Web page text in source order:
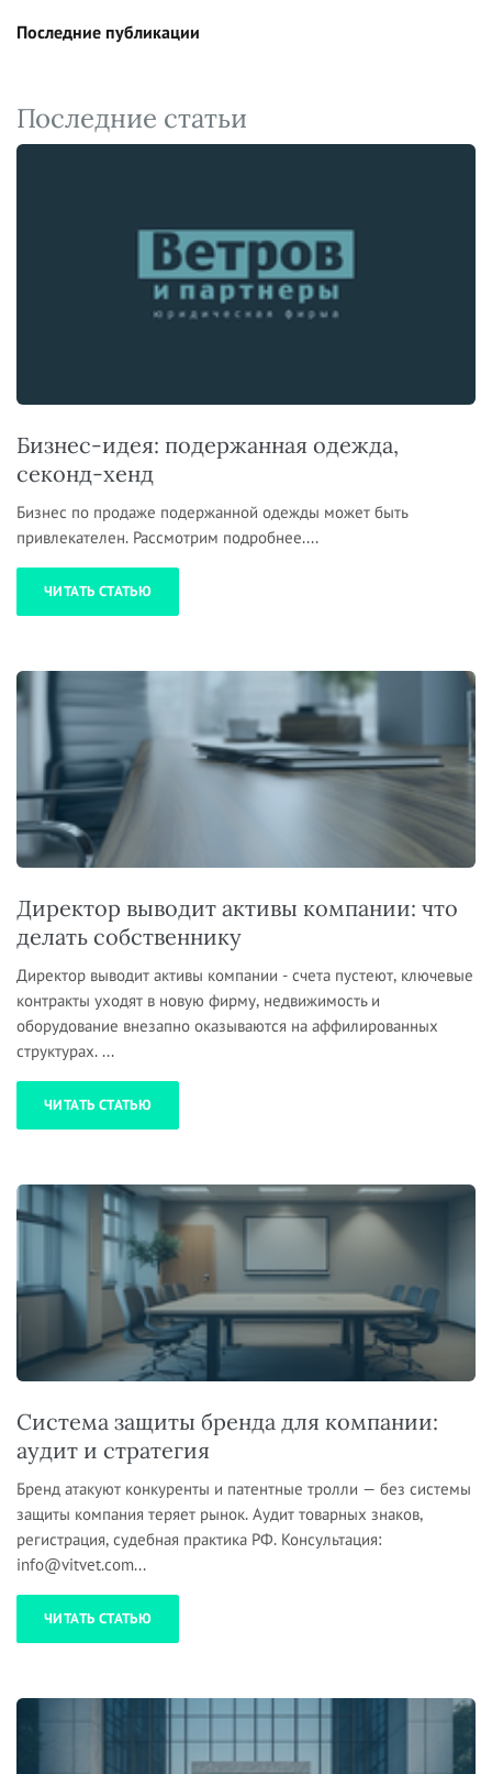
Последние публикации
Последние статьи
Бизнес-идея: подержанная одежда,
секонд-хенд
Бизнес по продаже подержанной одежды может быть
привлекателен. Рассмотрим подробнее....
ЧИТАТЬ СТАТЬЮ
Директор выводит активы компании: что
делать собственнику
Директор выводит активы компании - счета пустеют, ключевые
контракты уходят в новую фирму, недвижимость и
оборудование внезапно оказываются на аффилированных
структурах. ...
ЧИТАТЬ СТАТЬЮ
Система защиты бренда для компании:
аудит и стратегия
Бренд атакуют конкуренты и патентные тролли — без системы
защиты компания теряет рынок. Аудит товарных знаков,
регистрация, судебная практика РФ. Консультация:
info@vitvet.com...
ЧИТАТЬ СТАТЬЮ